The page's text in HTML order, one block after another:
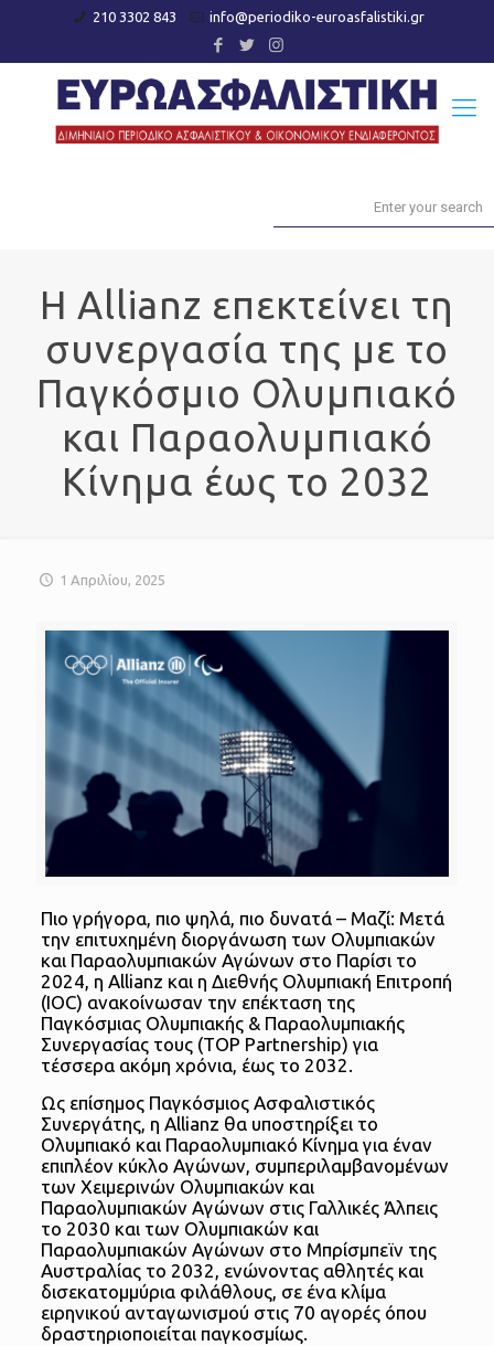
210 3302 843 info@periodiko-euroasfalistiki.gr
Η Allianz επεκτείνει τη
συνεργασία της με το
Παγκόσμιο Ολυμπιακό
και Παραολυμπιακό
Κίνημα έως το 2032
1 Απριλίου, 2025
Πιο γρήγορα, πιο ψηλά, πιο δυνατά – Μαζί: Μετά
την επιτυχημένη διοργάνωση των Ολυμπιακών
και Παραολυμπιακών Αγώνων στο Παρίσι το
2024, η Allianz και η Διεθνής Ολυμπιακή Επιτροπή
(IOC) ανακοίνωσαν την επέκταση της
Παγκόσμιας Ολυμπιακής & Παραολυμπιακής
Συνεργασίας τους (TOP Partnership) για
τέσσερα ακόμη χρόνια, έως το 2032.
Ως επίσημος Παγκόσμιος Ασφαλιστικός
Συνεργάτης, η Allianz θα υποστηρίξει το
Ολυμπιακό και Παραολυμπιακό Κίνημα για έναν
επιπλέον κύκλο Αγώνων, συμπεριλαμβανομένων
των Χειμερινών Ολυμπιακών και
Παραολυμπιακών Αγώνων στις Γαλλικές Άλπεις
το 2030 και των Ολυμπιακών και
Παραολυμπιακών Αγώνων στο Μπρίσμπεϊν της
Αυστραλίας το 2032, ενώνοντας αθλητές και
δισεκατομμύρια φιλάθλους, σε ένα κλίμα
ειρηνικού ανταγωνισμού στις 70 αγορές όπου
δραστηριοποιείται παγκοσμίως.